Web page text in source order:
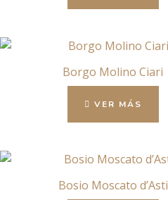
Borgo Molino Ciari
VER MÁS
Bosio Moscato d’Asti